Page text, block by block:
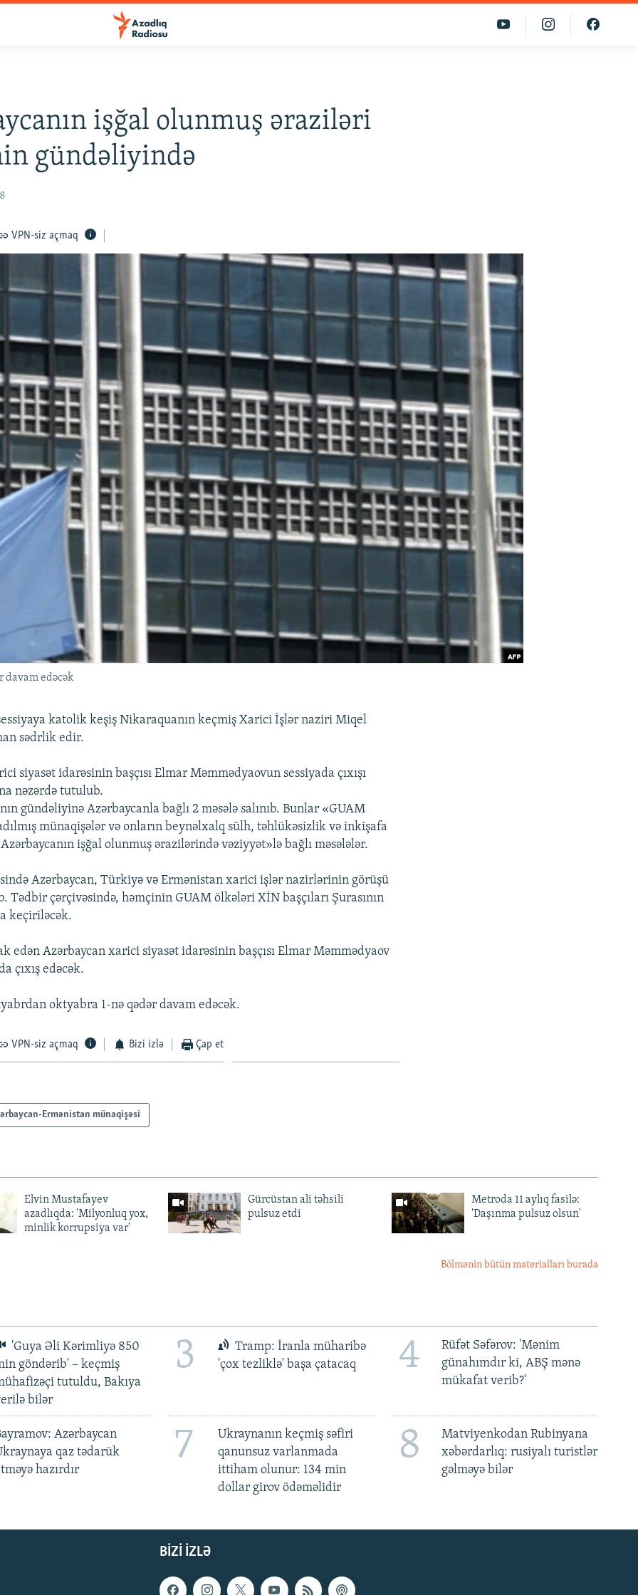
işğal olunmuş əraziləri
gündəliyində
VPN-siz açmaq
davam edəcək
katolik keşiş Nikaraquanın keçmiş Xarici İşlər naziri Miqel
sədrlik edir.
siyasət idarəsinin başçısı Elmar Məmmədyaovun sessiyada çıxışı
nəzərdə tutulub.
gündəliyinə Azərbaycanla bağlı 2 məsələ salınıb. Bunlar «GUAM
münaqişələr və onların beynəlxalq sülh, təhlükəsizlik və inkişafa
işğal olunmuş ərazilərində vəziyyət»lə bağlı məsələlər.
Azərbaycan, Türkiyə və Ermənistan xarici işlər nazirlərinin görüşü
Tədbir çərçivəsində, həmçinin GUAM ölkələri XİN başçıları Şurasının
keçiriləcək.
edən Azərbaycan xarici siyasət idarəsinin başçısı Elmar Məmmədyaov
çıxış edəcək.
oktyabra 1-nə qədər davam edəcək.
VPN-siz açmaq Bizi izlə Çap et
Ermənistan münaqişəsi
Elvin Mustafayev
azadlıqda: 'Milyonluq yox,
minlik korrupsiya var'
Gürcüstan ali təhsili
pulsuz etdi
Metroda 11 aylıq fasilə:
'Daşınma pulsuz olsun'
Bölmənin bütün materialları burada
'Guya Əli Kərimliyə 850
göndərib' – keçmiş
tutuldu, Bakıya
bilər
3
Tramp: İranla müharibə
'çox tezliklə' başa çatacaq
4
Rüfət Səfərov: 'Mənim
günahımdır ki, ABŞ mənə
mükafat verib?'
Azərbaycan
qaz tədarük
hazırdır
7
Ukraynanın keçmiş səfiri
qanunsuz varlanmada
ittiham olunur: 134 min
dollar girov ödəməlidir
8
Matviyenkodan Rubinyana
xəbərdarlıq: rusiyalı turistlər
gəlməyə bilər
BIZI IZLƏ